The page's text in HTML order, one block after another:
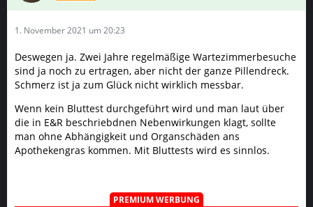
1. November 2021 um 20:23
Deswegen ja. Zwei Jahre regelmäßige Wartezimmerbesuche
sind ja noch zu ertragen, aber nicht der ganze Pillendreck.
Schmerz ist ja zum Glück nicht wirklich messbar.
Wenn kein Bluttest durchgeführt wird und man laut über
die in E&R beschriebdnen Nebenwirkungen klagt, sollte
man ohne Abhängigkeit und Organschäden ans
Apothekengras kommen. Mit Bluttests wird es sinnlos.
PREMIUM WERBUNG